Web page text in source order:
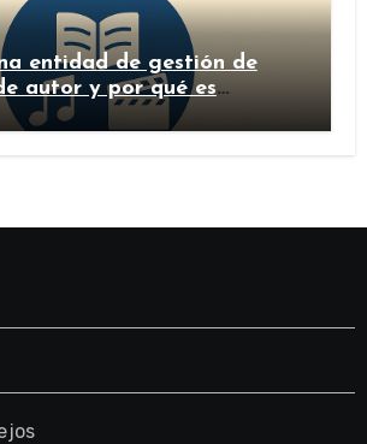
entidad de gestión de
autor y por qué es